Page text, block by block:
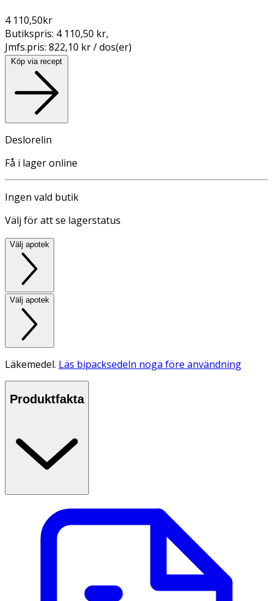
4 110,50kr
Butikspris: 4 110,50 kr,
Jmfs.pris: 822,10 kr / dos(er)
Köp via recept
Deslorelin
Få i lager online
Ingen vald butik
Välj för att se lagerstatus
Välj apotek
Välj apotek
Läkemedel. Läs bipacksedeln noga före användning
Produktfakta